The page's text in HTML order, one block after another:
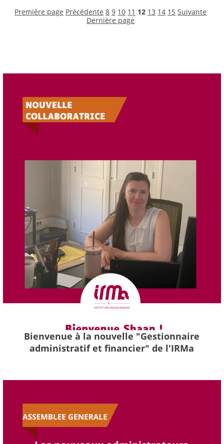
Première page Précédente 8 9 10 11 12 13 14 15 Suivante
Dernière page
Bienvenue à la nouvelle "Gestionnaire
administratif et financier" de l'IRMa